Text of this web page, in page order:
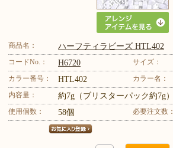
商品名： ハーフティラビーズ HTL402
コードNo.： H6720 サイズ：
カラー番号： HTL402 カラー名：
内容量： 約7g（ブリスターパック約7g）
使用個数： 58個 必要注文数：